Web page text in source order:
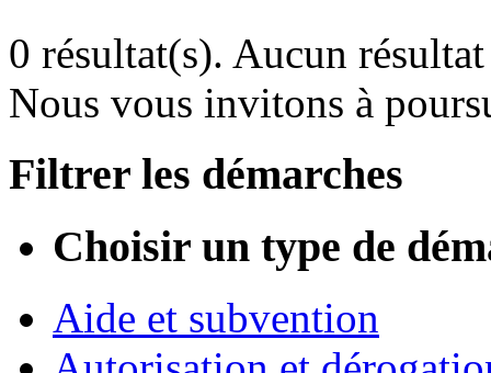
0 résultat(s). Aucun
Nous vous invitons à
Filtrer les démarches
Choisir un type de
Aide et subvention